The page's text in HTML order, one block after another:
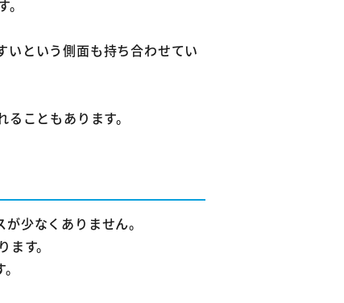
いという側面も持ち合わせてい
こともあります。
少なくありません。
す。